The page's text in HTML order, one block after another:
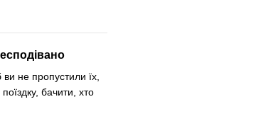
не пропустили їх,
бачити, хто